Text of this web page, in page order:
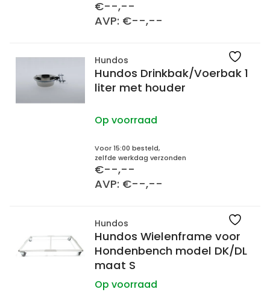
€--,--
AVP: €--,--
Hundos
Hundos Drinkbak/Voerbak 1
liter met houder
Op voorraad
Voor 15:00 besteld,
zelfde werkdag verzonden
€--,--
AVP: €--,--
Hundos
Hundos Wielenframe voor
Hondenbench model DK/DL
maat S
Op voorraad